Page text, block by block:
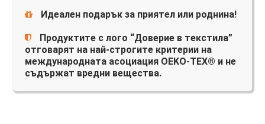
Идеален подарък за приятел или роднина!
Продуктите с лого “Доверие в текстила”
отговарят на най-строгите критерии на
международната асоциация OEKO-TEX® и не
съдържат вредни вещества.